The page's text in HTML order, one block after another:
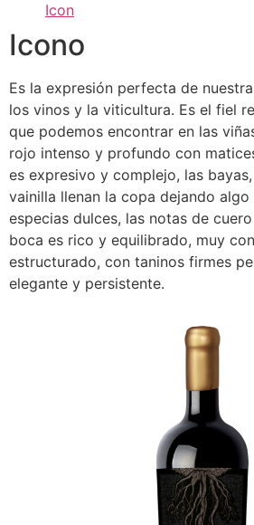
Icon
Icono
Es la expresión perfecta de
los vinos y la viticultura. Es el fiel
que podemos encontrar en las
rojo intenso y profundo con
es expresivo y complejo, las
vainilla llenan la copa dejando
especias dulces, las notas de
boca es rico y equilibrado, muy
estructurado, con taninos firmes
elegante y persistente.